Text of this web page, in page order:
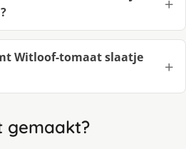
Witloof-tomaat slaatje
gemaakt?